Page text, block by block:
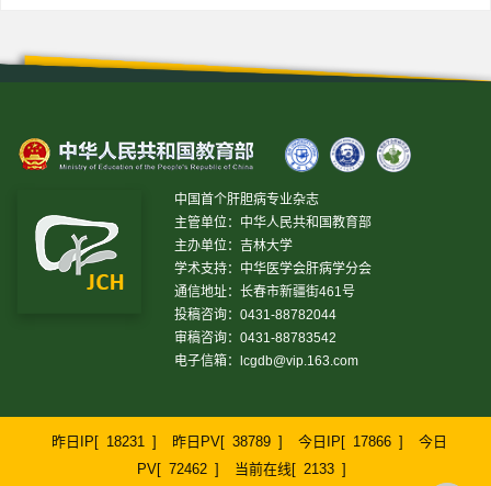
中国首个肝胆病专业杂志
主管单位：中华人民共和国教育部
主办单位：吉林大学
学术支持：中华医学会肝病学分会
通信地址：长春市新疆街461号
投稿咨询：0431-88782044
审稿咨询：0431-88783542
电子信箱：
lcgdb@vip.163.com
昨日IP[ 18231 ] 昨日PV[ 38789 ] 今日IP[ 17866 ]
今日
PV[ 72462 ] 当前在线[ 2133 ]